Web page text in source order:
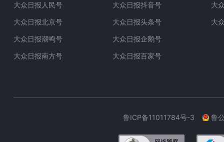
大众日报人民号
大众日报北京号
大众日报潮鸣号
大众日报南方号
大众日报抖音号
大众日报头条号
大众日报企鹅号
大众日报百家号
大
大
鲁ICP备11011784号-3 鲁